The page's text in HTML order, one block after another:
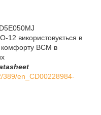
12 використовується в
комфорту BCM в
389/en_CD00228984-